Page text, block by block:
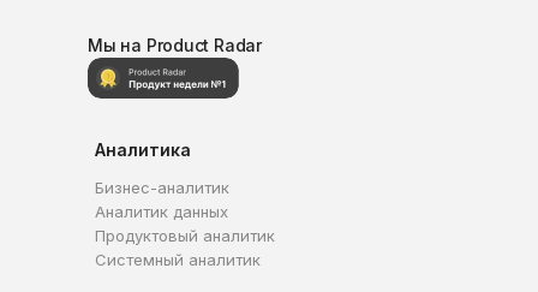
Мы на Product Radar
Аналитика
Бизнес-аналитик
Аналитик данных
Продуктовый аналитик
Системный аналитик